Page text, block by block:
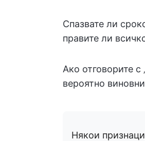
Спазвате ли
правите ли
Ако отговорите
вероятно
Някои